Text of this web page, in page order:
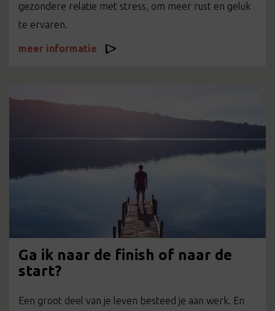
gezondere relatie met stress, om meer rust en geluk
te ervaren.
meer informatie
Ga ik naar de finish of naar de
start?
Een groot deel van je leven besteed je aan werk. En